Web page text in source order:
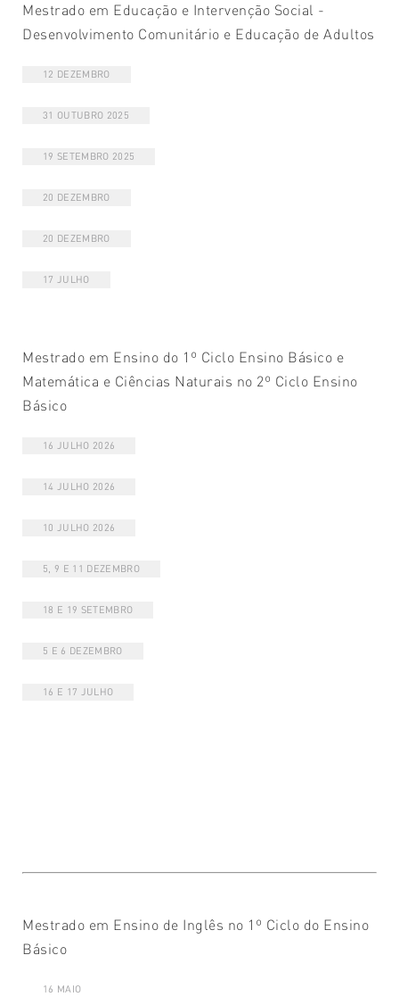
Mestrado em Educação e Intervenção Social -
Desenvolvimento Comunitário e Educação de Adultos
12 DEZEMBRO
31 OUTUBRO 2025
19 SETEMBRO 2025
20 DEZEMBRO
20 DEZEMBRO
17 JULHO
Mestrado em Ensino do 1º Ciclo Ensino Básico e
Matemática e Ciências Naturais no 2º Ciclo Ensino
Básico
16 JULHO 2026
14 JULHO 2026
10 JULHO 2026
5, 9 E 11 DEZEMBRO
18 E 19 SETEMBRO
5 E 6 DEZEMBRO
16 E 17 JULHO
Mestrado em Ensino de Inglês no 1º Ciclo do Ensino
Básico
16 MAIO